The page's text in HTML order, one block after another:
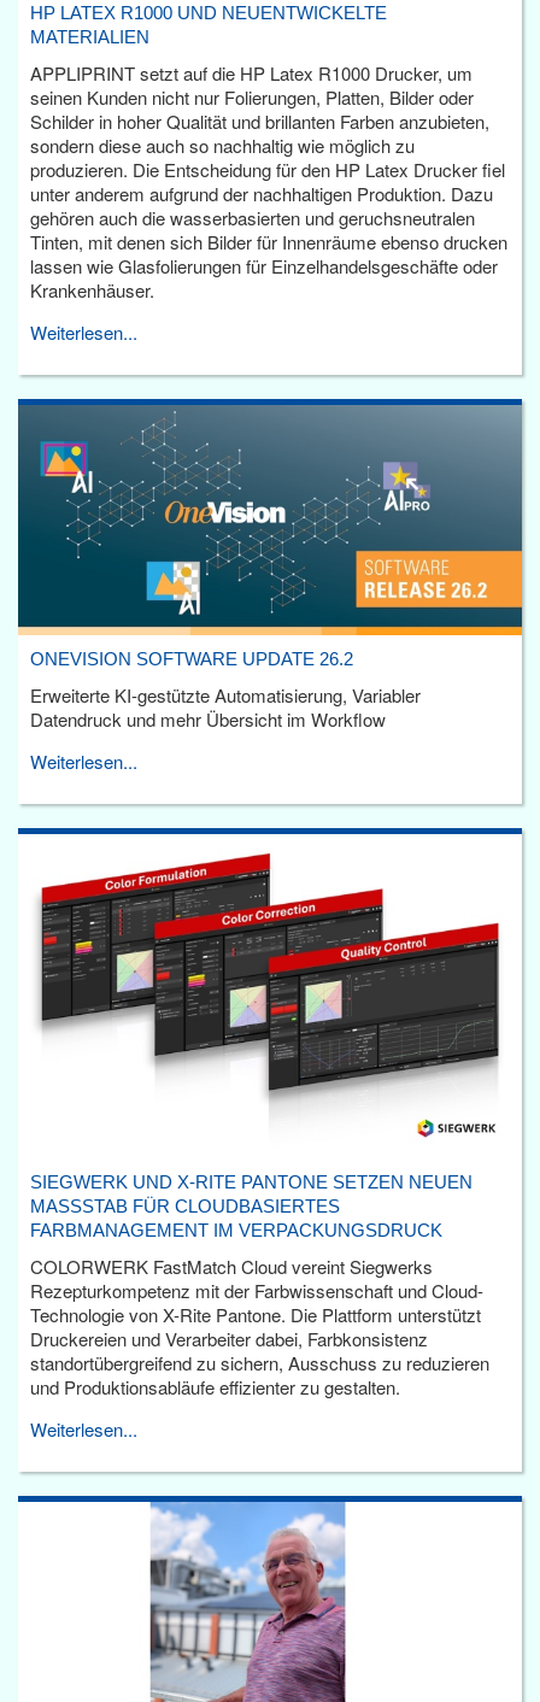
HP LATEX R1000 UND NEUENTWICKELTE
MATERIALIEN
APPLIPRINT setzt auf die HP Latex R1000 Drucker, um
seinen Kunden nicht nur Folierungen, Platten, Bilder oder
Schilder in hoher Qualität und brillanten Farben anzubieten,
sondern diese auch so nachhaltig wie möglich zu
produzieren. Die Entscheidung für den HP Latex Drucker fiel
unter anderem aufgrund der nachhaltigen Produktion. Dazu
gehören auch die wasserbasierten und geruchsneutralen
Tinten, mit denen sich Bilder für Innenräume ebenso drucken
lassen wie Glasfolierungen für Einzelhandelsgeschäfte oder
Krankenhäuser.
Weiterlesen...
ONEVISION SOFTWARE UPDATE 26.2
Erweiterte KI-gestützte Automatisierung, Variabler
Datendruck und mehr Übersicht im Workflow
Weiterlesen...
SIEGWERK UND X-RITE PANTONE SETZEN NEUEN
MASSSTAB FÜR CLOUDBASIERTES F
ARBMANAGEMENT IM VERPACKUNGSDRUCK
COLORWERK FastMatch Cloud vereint Siegwerks
Rezepturkompetenz mit der Farbwissenschaft und Cloud-
Technologie von X-Rite Pantone. Die Plattform unterstützt
Druckereien und Verarbeiter dabei, Farbkonsistenz
standortübergreifend zu sichern, Ausschuss zu reduzieren
und Produktionsabläufe effizienter zu gestalten.
Weiterlesen...